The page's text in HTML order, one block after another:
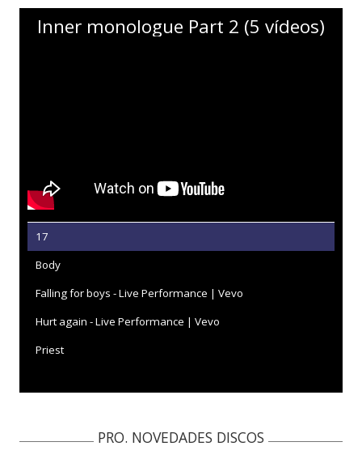
Inner monologue Part 2 (5 vídeos)
17
Body
Falling for boys - Live Performance | Vevo
Hurt again - Live Performance | Vevo
Priest
PRO. NOVEDADES DISCOS